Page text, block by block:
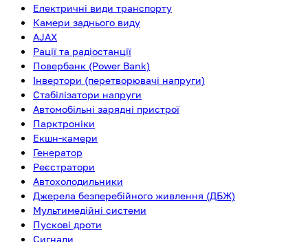
Електричні види транспорту
Камери заднього виду
AJAX
Рації та радіостанції
Повербанк (Power Bank)
Інвертори (перетворювачі напруги)
Стабілізатори напруги
Автомобільні зарядні пристрої
Парктроніки
Екшн-камери
Генератор
Реєстратори
Автохолодильники
Джерела безперебійного живлення (ДБЖ)
Мультимедійні системи
Пускові дроти
Сигнали